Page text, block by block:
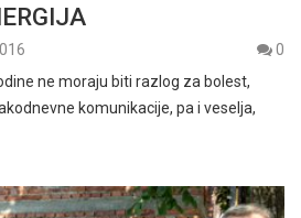
0
ne moraju biti razlog za bolest,
komunikacije, pa i veselja,